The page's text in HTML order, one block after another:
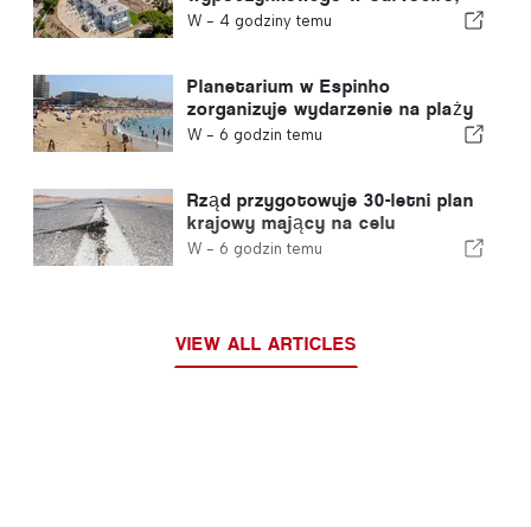
należącego do sieci Carvoeiro
W - 4 godziny temu
Planetarium w Espinho
zorganizuje wydarzenie na plaży
Praia da Baía podczas zaćmienia
W - 6 godzin temu
Rząd przygotowuje 30-letni plan
krajowy mający na celu
zwiększenie odporności
W - 6 godzin temu
VIEW ALL ARTICLES